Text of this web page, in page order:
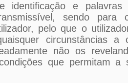
identificação e
sendo para
pelo que o
circunstâncias a
não os
que permitam a